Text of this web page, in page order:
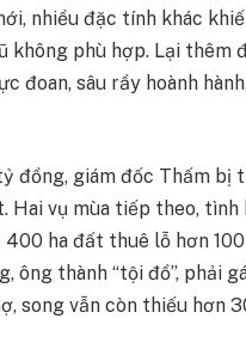
nhiều đặc tính khác
không phù hợp. Lại thêm
đoan, sâu rầy hoành
đồng, giám đốc Thấm bị
Hai vụ mùa tiếp theo, tình
ha đất thuê lỗ hơn
ông thành “tội đồ”, phải
song vẫn còn thiếu hơn